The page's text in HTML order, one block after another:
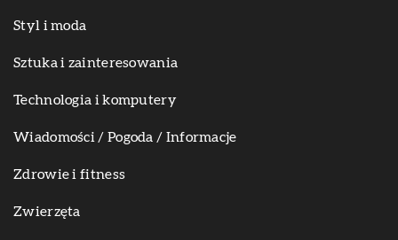
Styl i moda
Sztuka i zainteresowania
Technologia i komputery
Wiadomości / Pogoda / Informacje
Zdrowie i fitness
Zwierzęta